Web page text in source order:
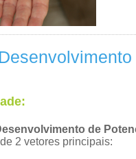
de
2 vetores principais: